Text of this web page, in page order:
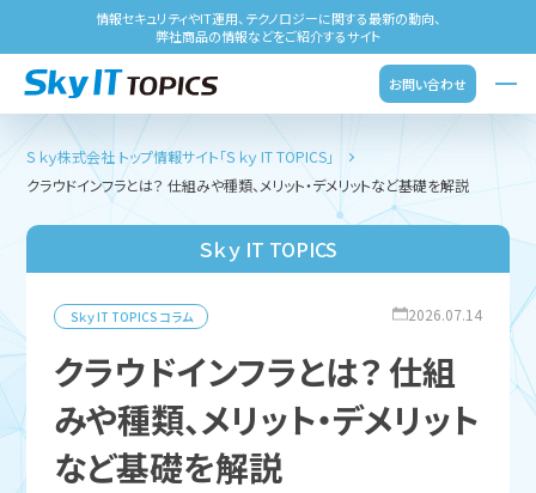
情報セキュリティやIT運用、テクノロジーに関する最新の動向、
弊社商品の情報などをご紹介するサイト
お問い合わせ
Ｓｋｙ株式会社 トップ情報サイト「Ｓｋｙ IT TOPICS」
クラウドインフラとは？ 仕組みや種類、メリット・デメリットなど基礎を解説
Ｓｋｙ IT TOPICS
Ｓｋｙ IT TOPICS コラム 2026.07.14
クラウドインフラとは？ 仕組
みや種類、メリット・デメリット
など基礎を解説